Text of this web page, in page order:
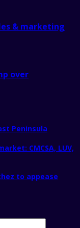
& marketing
over
Peninsula
CMCSA, LUV,
to appease